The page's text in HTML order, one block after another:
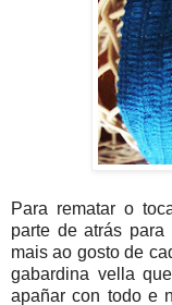
Para rematar o
parte de atrás
mais ao gosto de
gabardina vella
apañar con todo e